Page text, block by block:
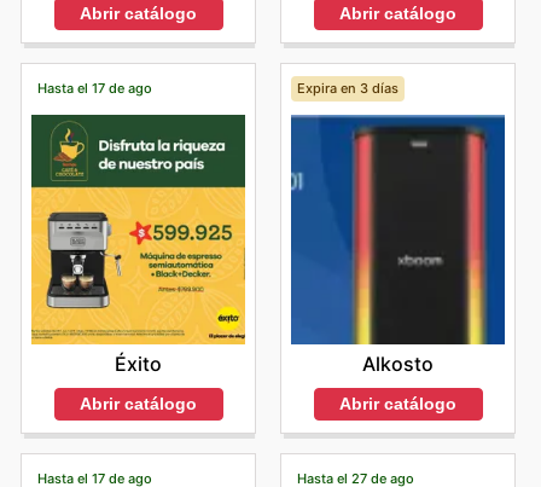
Abrir catálogo Abrir catálogo
Hasta el 17 de ago
Éxito
Abrir catálogo
Expira en 3 días
Alkosto
Abrir catálogo
Hasta el 17 de ago Hasta el 27 de ago